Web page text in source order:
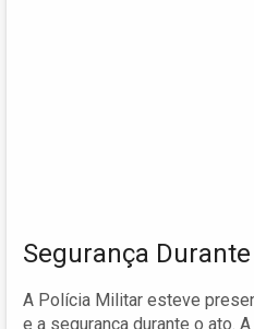
Segurança
A Polícia Militar esteve
e a segurança durante o ato.